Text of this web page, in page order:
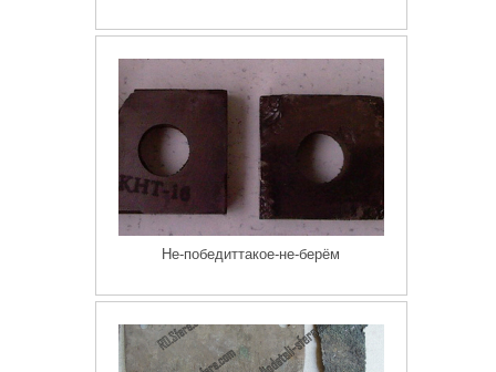
Не-победиттакое-не-берём